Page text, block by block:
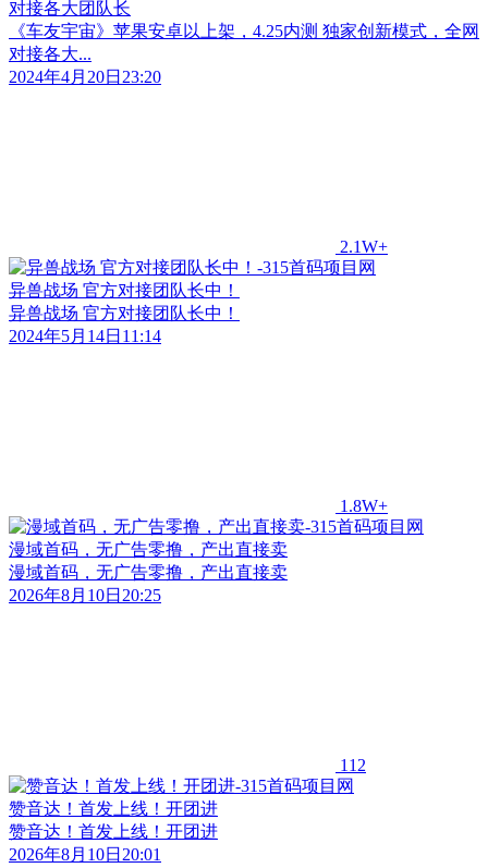
对接各大团队长
《车友宇宙》苹果安卓以上架，4.25内测 独家创新模式，全网
对接各大...
2024年4月20日23:20
2.1W+
异兽战场 官方对接团队长中！
异兽战场 官方对接团队长中！
2024年5月14日11:14
1.8W+
漫域首码，无广告零撸，产出直接卖
漫域首码，无广告零撸，产出直接卖
2026年8月10日20:25
112
赞音达！首发上线！开团进
赞音达！首发上线！开团进
2026年8月10日20:01